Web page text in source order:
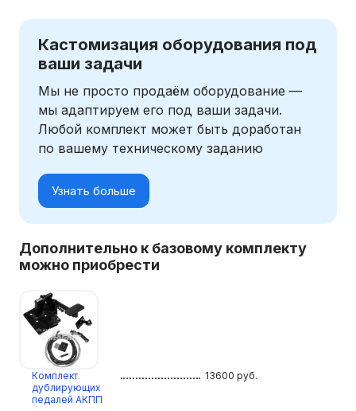
Кастомизация оборудования под
ваши задачи
Мы не просто продаём оборудование —
мы адаптируем его под ваши задачи.
Любой комплект может быть доработан
по вашему техническому заданию
Узнать больше
Дополнительно к базовому комплекту
можно приобрести
Комплект
дублирующих
педалей АКПП
13600 руб.